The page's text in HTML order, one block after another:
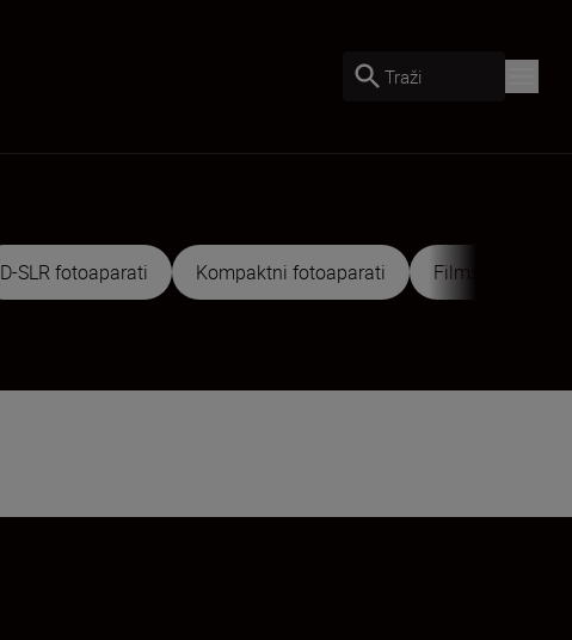
Traži
D-SLR fotoaparati Kompaktni fotoaparati Filmske kamere